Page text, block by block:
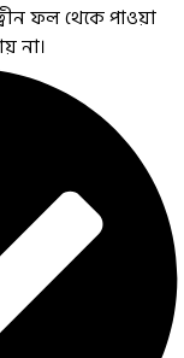
ফল থেকে পাওয়া
না।